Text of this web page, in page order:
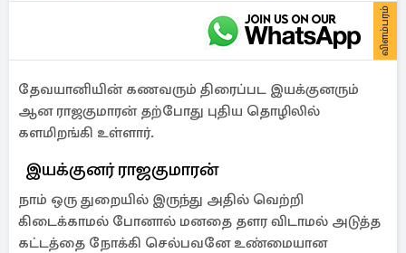
விளம்பரம்
தேவயானியின் கணவரும் திரைப்பட இயக்குனரும்
ஆன ராஜகுமாரன் தற்போது புதிய தொழிலில்
களமிறங்கி உள்ளார்.
இயக்குனர் ராஜகுமாரன்
நாம் ஒரு துறையில் இருந்து அதில் வெற்றி
கிடைக்காமல் போனால் மனதை தளர விடாமல் அடுத்த
கட்டத்தை நோக்கி செல்பவனே உண்மையான